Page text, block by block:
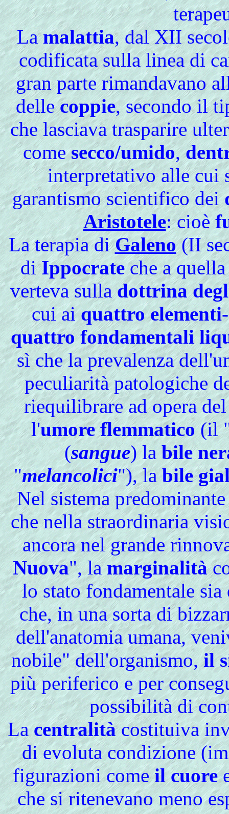
La malattia, dal XII
codificata sulla linea di
gran parte rimandavano
dellecoppie, secondo il
che lasciava trasparire
comesecco/umido,
interpretativo alle cui
garantismo scientifico dei
Aristotele: cioè
Laterapia diGaleno(II
diIppocrateche a
verteva sulladottrina
cui aiquattro
quattro fondamentali
sì che la prevalenza
peculiarità patologiche
riequilibrare ad opera
l'umore flemmatico(il
(sangue) la bile
"melancolici"), labile
Nelsistema
che nella straordinaria
ancora nel grande
Nuova", lamarginalità
lo stato fondamentale
che, in una sorta di
dell'anatomia umana,
nobile" dell'organismo,il
più periferico e per
possibilità di
Lacentralitàcostituiva
di evoluta condizione
figurazioni comeil cuore
che si ritenevano meno